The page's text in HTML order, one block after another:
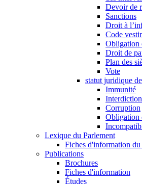
Devoir de
Sanctions
Droit à
Code
Obligation
Droit de
Plan des
Vote
statut juridique
Immunité
Corruption
Obligation
Lexique du Parlement
Fiches d'information
Publications
Brochures
Fiches d'information
Études